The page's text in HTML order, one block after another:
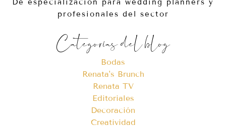
De especialización para wedding planners y
profesionales del sector
Categorías del blog
Bodas
Renata's Brunch
Renata TV
Editoriales
Decoración
Creatividad